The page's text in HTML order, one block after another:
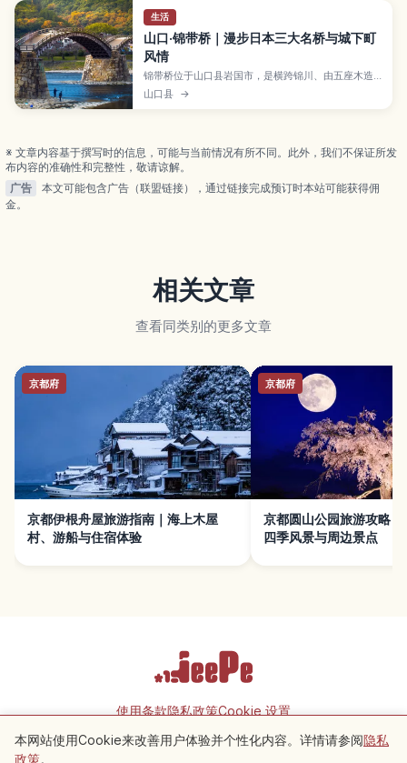
生活
山口·锦带桥｜漫步日本三大名桥与城下町
风情
锦带桥位于山口县岩国市，是横跨锦川、由五座木造
拱桥组成、被誉为日本三大名桥之一的历史景点。文
章将介绍桥梁的建造故事与重建历程、春樱秋枫等四
山口县 →
※ 文章内容基于撰写时的信息，可能与当前情况有所不同。此外，我们不保证所发
布内容的准确性和完整性，敬请谅解。
广告
本文可能包含广告（联盟链接），通过链接完成预订时本站可能获得佣
金。
相关文章
查看同类别的更多文章
京都府
京都伊根舟屋旅游指南｜海上木屋
村、游船与住宿体验
京都府
京都圆山公园旅游攻略｜
四季风景与周边景点
附近景点
使用条款隐私政策Cookie 设置
本网站使用Cookie来改善用户体验并个性化内容。详情请参阅隐私
政策。